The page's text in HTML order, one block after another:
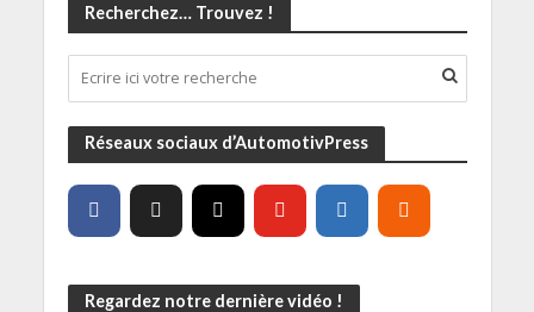
Recherchez… Trouvez !
Réseaux sociaux d’AutomotivPress
Regardez notre dernière vidéo !